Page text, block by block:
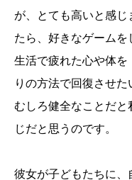
が、とても高いと感
たら、好きなゲーム
生活で疲れた心や体
りの方法で回復させ
むしろ健全なことだ
じだと思うのです。
彼女が子どもたちに